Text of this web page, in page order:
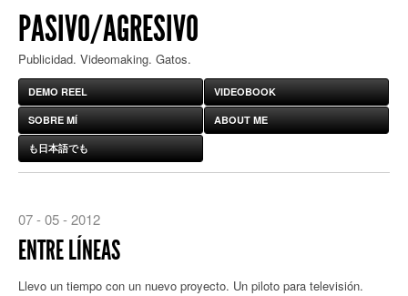
PASIVO/AGRESIVO
Publicidad. Videomaking. Gatos.
DEMO REEL VIDEOBOOK
SOBRE MÍ ABOUT ME
も日本語でも
07 - 05 - 2012
ENTRE LÍNEAS
Llevo un tiempo con un nuevo proyecto. Un piloto para televisión.